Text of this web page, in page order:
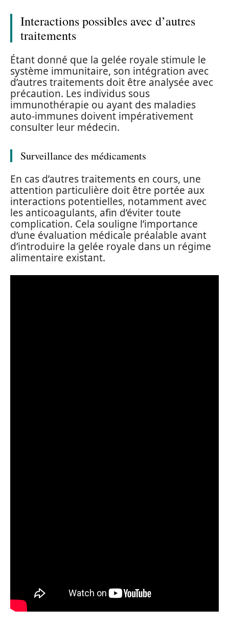
Interactions possibles avec d’autres
traitements
Étant donné que la gelée royale stimule le
système immunitaire, son intégration avec
d’autres traitements doit être analysée avec
précaution. Les individus sous
immunothérapie ou ayant des maladies
auto-immunes doivent impérativement
consulter leur médecin.
Surveillance des médicaments
En cas d’autres traitements en cours, une
attention particulière doit être portée aux
interactions potentielles, notamment avec
les anticoagulants, afin d’éviter toute
complication. Cela souligne l’importance
d’une évaluation médicale préalable avant
d’introduire la gelée royale dans un régime
alimentaire existant.